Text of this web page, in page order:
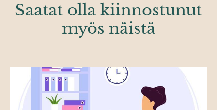
Saatat olla kiinnostunut
myös näistä